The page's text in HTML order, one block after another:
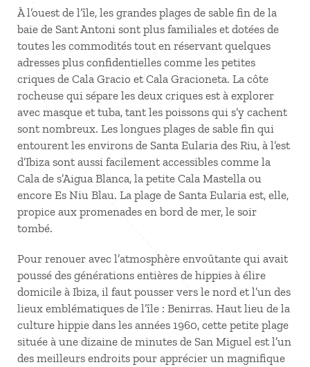
À l’ouest de l’île, les grandes plages de sable fin de la
baie de Sant Antoni sont plus familiales et dotées de
toutes les commodités tout en réservant quelques
adresses plus confidentielles comme les petites
criques de Cala Gracio et Cala Gracioneta. La côte
rocheuse qui sépare les deux criques est à explorer
avec masque et tuba, tant les poissons qui s’y cachent
sont nombreux. Les longues plages de sable fin qui
entourent les environs de Santa Eularia des Riu, à l’est
d’Ibiza sont aussi facilement accessibles comme la
Cala de s’Aigua Blanca, la petite Cala Mastella ou
encore Es Niu Blau. La plage de Santa Eularia est, elle,
propice aux promenades en bord de mer, le soir
tombé.
Pour renouer avec l’atmosphère envoûtante qui avait
poussé des générations entières de hippies à élire
domicile à Ibiza, il faut pousser vers le nord et l’un des
lieux emblématiques de l’île : Benirras. Haut lieu de la
culture hippie dans les années 1960, cette petite plage
située à une dizaine de minutes de San Miguel est l’un
des meilleurs endroits pour apprécier un magnifique